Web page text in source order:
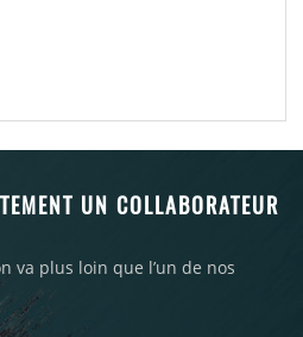
UN COLLABORATEUR
va plus loin que l’un de nos